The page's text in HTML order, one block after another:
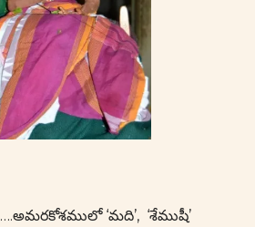
….అమరకోశములో ‘మది’, ‘శేముషీ’